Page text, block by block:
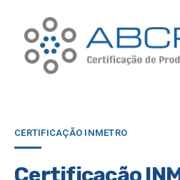
CERTIFICAÇÃO INMETRO